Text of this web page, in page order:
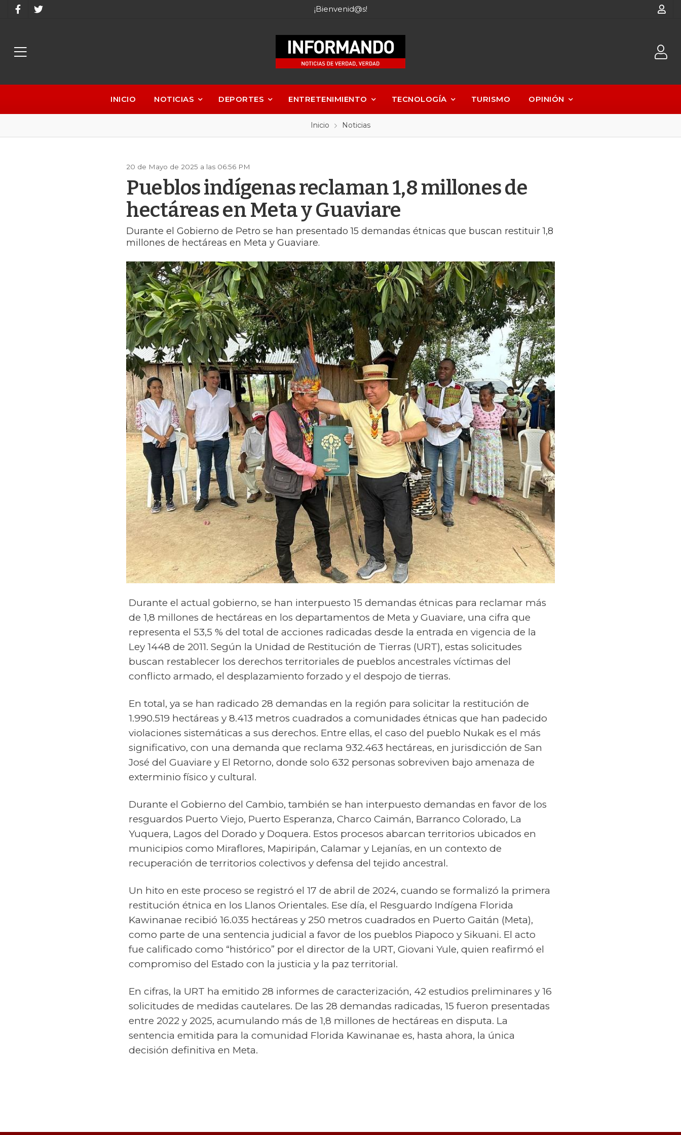
¡Bienvenid@s!
INICIO NOTICIAS DEPORTES ENTRETENIMIENTO TECNOLOGÍA TURISMO OPINIÓN
Inicio Noticias
20 de Mayo de 2025 a las 06:56 PM
Pueblos indígenas reclaman 1,8 millones de
hectáreas en Meta y Guaviare
Durante el Gobierno de Petro se han presentado 15 demandas étnicas que buscan restituir 1,8
millones de hectáreas en Meta y Guaviare.
Durante el actual gobierno, se han interpuesto 15 demandas étnicas para reclamar más
de 1,8 millones de hectáreas en los departamentos de Meta y Guaviare, una cifra que
representa el 53,5 % del total de acciones radicadas desde la entrada en vigencia de la
Ley 1448 de 2011. Según la Unidad de Restitución de Tierras (URT), estas solicitudes
buscan restablecer los derechos territoriales de pueblos ancestrales víctimas del
conflicto armado, el desplazamiento forzado y el despojo de tierras.
En total, ya se han radicado 28 demandas en la región para solicitar la restitución de
1.990.519 hectáreas y 8.413 metros cuadrados a comunidades étnicas que han padecido
violaciones sistemáticas a sus derechos. Entre ellas, el caso del pueblo Nukak es el más
significativo, con una demanda que reclama 932.463 hectáreas, en jurisdicción de San
José del Guaviare y El Retorno, donde solo 632 personas sobreviven bajo amenaza de
exterminio físico y cultural.
Durante el Gobierno del Cambio, también se han interpuesto demandas en favor de los
resguardos Puerto Viejo, Puerto Esperanza, Charco Caimán, Barranco Colorado, La
Yuquera, Lagos del Dorado y Doquera. Estos procesos abarcan territorios ubicados en
municipios como Miraflores, Mapiripán, Calamar y Lejanías, en un contexto de
recuperación de territorios colectivos y defensa del tejido ancestral.
Un hito en este proceso se registró el 17 de abril de 2024, cuando se formalizó la primera
restitución étnica en los Llanos Orientales. Ese día, el Resguardo Indígena Florida
Kawinanae recibió 16.035 hectáreas y 250 metros cuadrados en Puerto Gaitán (Meta),
como parte de una sentencia judicial a favor de los pueblos Piapoco y Sikuani. El acto
fue calificado como “histórico” por el director de la URT, Giovani Yule, quien reafirmó el
compromiso del Estado con la justicia y la paz territorial.
En cifras, la URT ha emitido 28 informes de caracterización, 42 estudios preliminares y 16
solicitudes de medidas cautelares. De las 28 demandas radicadas, 15 fueron presentadas
entre 2022 y 2025, acumulando más de 1,8 millones de hectáreas en disputa. La
sentencia emitida para la comunidad Florida Kawinanae es, hasta ahora, la única
decisión definitiva en Meta.